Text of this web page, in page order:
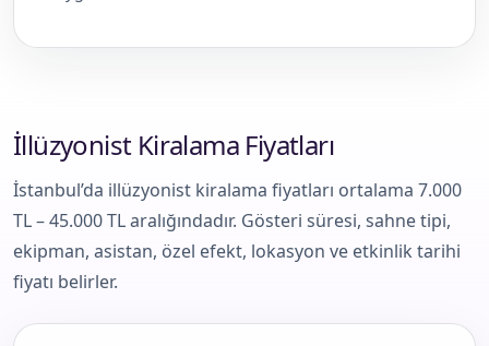
İllüzyonist Kiralama Fiyatları
İstanbul’da illüzyonist kiralama fiyatları ortalama 7.000
TL – 45.000 TL aralığındadır. Gösteri süresi, sahne tipi,
ekipman, asistan, özel efekt, lokasyon ve etkinlik tarihi
fiyatı belirler.